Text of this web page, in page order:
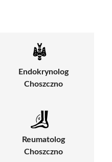
Endokrynolog
Choszczno
Reumatolog
Choszczno